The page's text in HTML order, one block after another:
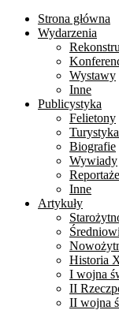
Strona główna
Wydarzenia
Wystawy
Inne
Publicystyka
Felietony
Biografie
Wywiady
Inne
Artykuły
Historia
I wojna
II
II wojna